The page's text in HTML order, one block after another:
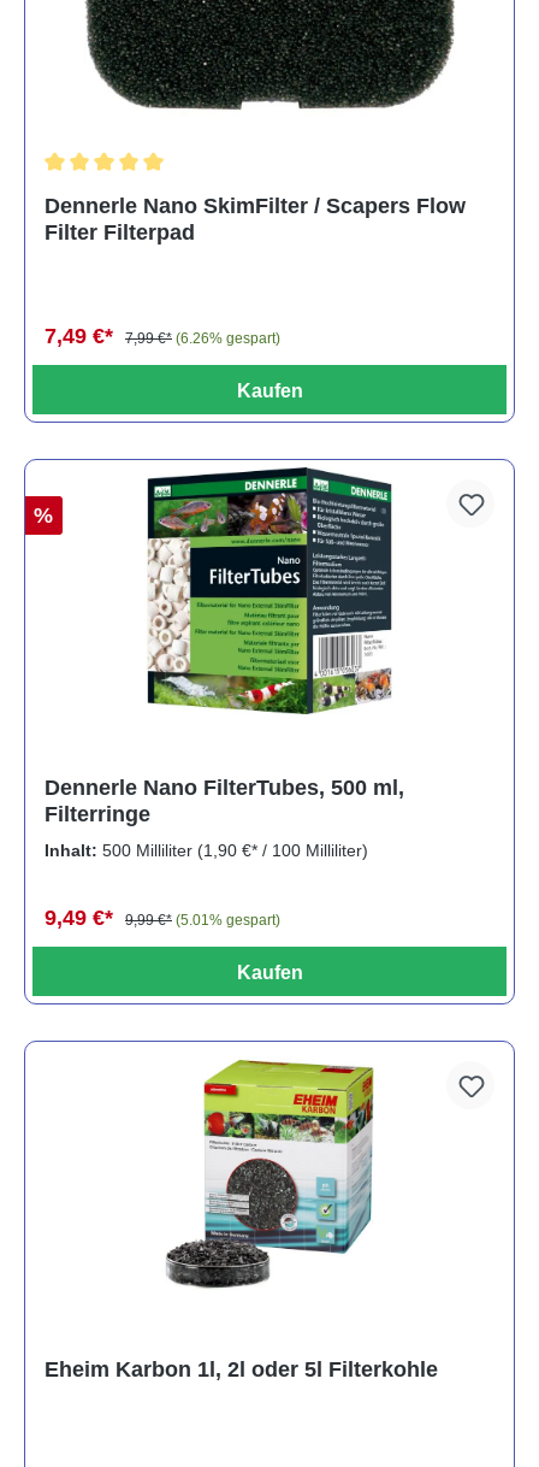
Dennerle Nano SkimFilter / Scapers Flow
Filter Filterpad
7,49 €* 7,99 €* (6.26% gespart)
Kaufen
%
Dennerle Nano FilterTubes, 500 ml,
Filterringe
Inhalt: 500 Milliliter (1,90 €* / 100 Milliliter)
9,49 €* 9,99 €* (5.01% gespart)
Kaufen
Eheim Karbon 1l, 2l oder 5l Filterkohle